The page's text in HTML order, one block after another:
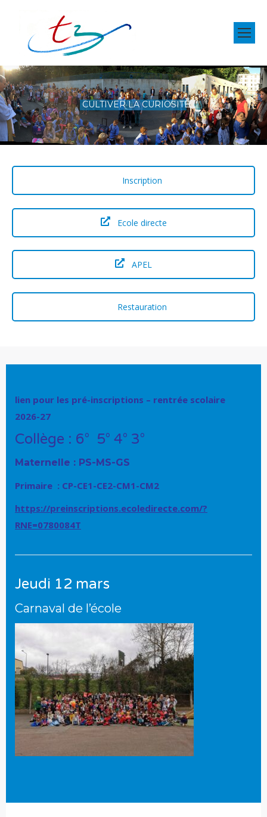
CULTIVER LA CURIOSITÉ
Inscription
Ecole directe
APEL
Restauration
lien pour les pré-inscriptions – rentrée scolaire
2026-27
Collège : 6° 5° 4° 3°
Maternelle : PS-MS-GS
Primaire : CP-CE1-CE2-CM1-CM2
https://preinscriptions.ecoledirecte.com/?
RNE=0780084T
Jeudi 12 mars
Carnaval de l’école